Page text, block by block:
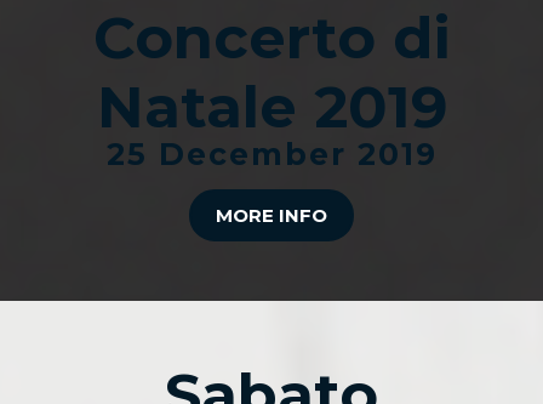
Concerto di
Natale 2019
25 December 2019
MORE INFO